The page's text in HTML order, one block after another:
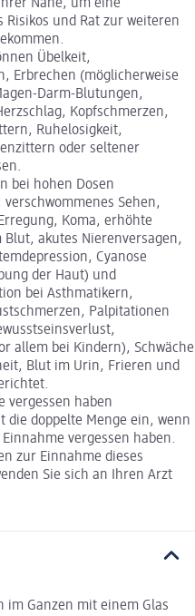
Nähe, um eine
Risikos und Rat zur weiteren
Übelkeit,
Erbrechen (möglicherweise
Darm-Blutungen,
Kopfschmerzen,
Ruhelosigkeit,
oder seltener
bei hohen Dosen
Sehen,
Koma, erhöhte
Blut, akutes Nierenversagen,
Cyanose
der Haut) und
bei Asthmatikern,
Palpitationen
allem bei Kindern), Schwäche
Blut im Urin, Frieren und
vergessen haben
die doppelte Menge ein, wenn
vergessen haben.
zur Einnahme dieses
Sie sich an Ihren Arzt
im Ganzen mit einem Glas